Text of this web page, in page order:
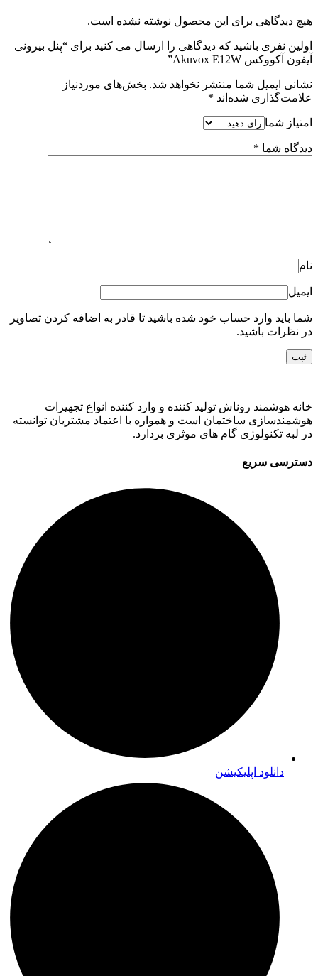
هیچ دیدگاهی برای این محصول نوشته نشده است.
اولین نفری باشید که دیدگاهی را ارسال می کنید برای “پنل بیرونی
آیفون آکووکس Akuvox E12W”
نشانی ایمیل شما منتشر نخواهد شد. بخش‌های موردنیاز
علامت‌گذاری شده‌اند *
امتیاز شما
دیدگاه شما *
نام
ایمیل
شما باید وارد حساب خود شده باشید تا قادر به اضافه کردن تصاویر
در نظرات باشید.
خانه هوشمند روناش تولید کننده و وارد کننده انواع تجهیزات
هوشمندسازی ساختمان است و همواره با اعتماد مشتریان توانسته
در لبه تکنولوژی گام های موثری بردارد.
دسترسی سریع
دانلود اپلیکیشن